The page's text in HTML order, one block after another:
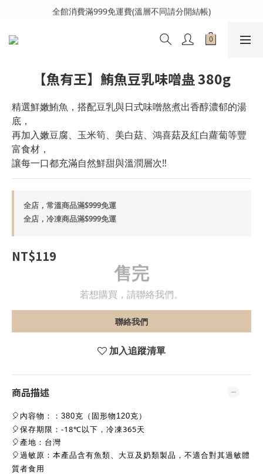
全館消費滿999免運費(溫層不同請分開結帳)
全館消費滿999免運費(溫層不同請分開結帳)
加入會員送購物金100元
【魚有王】鮪魚豆乳味噌蛊 380g
精選鮮嫩鮪魚，搭配豆乳與日式味噌熬煮出香醇濃郁的湯
底，
再加入嫩豆腐、玉米筍、美白菇、鴻喜菇及紅白蘿蔔等豐
富食材，
讓每一口都充滿自然鮮甜與溫潤層次‼️
全店，常溫商品滿$999免運
全店，冷凍商品滿$999免運
NT$119
售完
若想購買，請聯絡我們。
聯絡我們
加入追蹤清單
商品描述
🎈內容物： ：380克（固形物120克）
🎈保存期限：-18℃以下，冷凍365天
🎈產地：台灣
🎈 過敏原： 本產品含有魚類、大豆及奶類製品，不適合對其過敏體
質者食用